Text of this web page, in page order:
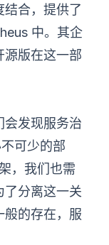
合，提供了
中。其企
源版在这一部
会发现服务治
可少的部
，我们也需
了分离这一关
般的存在，服